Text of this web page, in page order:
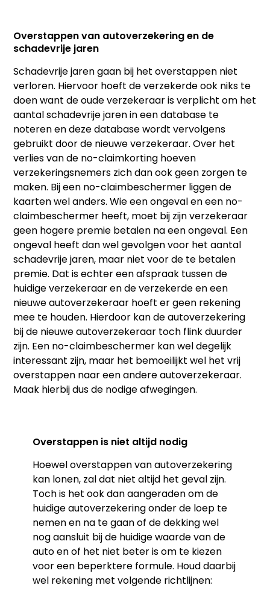
Overstappen van autoverzekering en de
schadevrije jaren
Schadevrije jaren gaan bij het overstappen niet
verloren. Hiervoor hoeft de verzekerde ook niks te
doen want de oude verzekeraar is verplicht om het
aantal schadevrije jaren in een database te
noteren en deze database wordt vervolgens
gebruikt door de nieuwe verzekeraar. Over het
verlies van de no-claimkorting hoeven
verzekeringsnemers zich dan ook geen zorgen te
maken. Bij een no-claimbeschermer liggen de
kaarten wel anders. Wie een ongeval en een no-
claimbeschermer heeft, moet bij zijn verzekeraar
geen hogere premie betalen na een ongeval. Een
ongeval heeft dan wel gevolgen voor het aantal
schadevrije jaren, maar niet voor de te betalen
premie. Dat is echter een afspraak tussen de
huidige verzekeraar en de verzekerde en een
nieuwe autoverzekeraar hoeft er geen rekening
mee te houden. Hierdoor kan de autoverzekering
bij de nieuwe autoverzekeraar toch flink duurder
zijn. Een no-claimbeschermer kan wel degelijk
interessant zijn, maar het bemoeilijkt wel het vrij
overstappen naar een andere autoverzekeraar.
Maak hierbij dus de nodige afwegingen.
Overstappen is niet altijd nodig
Hoewel overstappen van autoverzekering
kan lonen, zal dat niet altijd het geval zijn.
Toch is het ook dan aangeraden om de
huidige autoverzekering onder de loep te
nemen en na te gaan of de dekking wel
nog aansluit bij de huidige waarde van de
auto en of het niet beter is om te kiezen
voor een beperktere formule. Houd daarbij
wel rekening met volgende richtlijnen: